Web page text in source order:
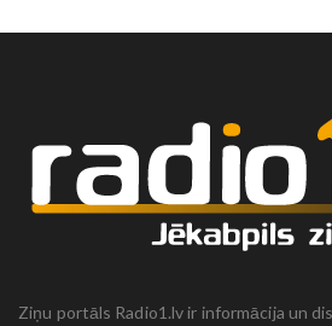
Ziņu portāls Radio1.lv ir informācija un